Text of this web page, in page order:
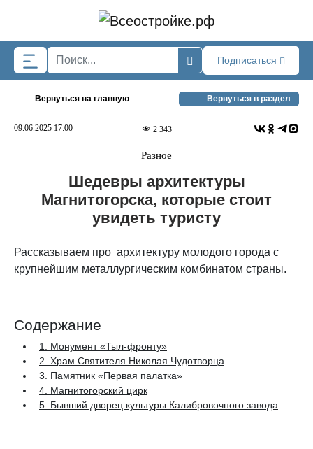
Подписаться
Вернуться на главную Вернуться в раздел
09.06.2025 17:00 2 343
Разное
Шедевры архитектуры
Магнитогорска, которые стоит
увидеть туристу
Рассказываем про архитектуру молодого города с
крупнейшим металлургическим комбинатом страны.
Содержание
1. Монумент «Тыл-фронту»
2. Храм Святителя Николая Чудотворца
3. Памятник «Первая палатка»
4. Магнитогорский цирк
5. Бывший дворец культуры Калибровочного завода